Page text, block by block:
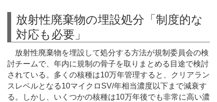
放射性廃棄物の埋設処分「制度的な
対応も必要」
放射性廃棄物を埋設して処分する方法が規制委員会の検
討チームで、年内に規制の骨子を取りまとめる目途で検討
されている。多くの核種は10万年管理すると、クリアラン
スレベルとなる10マイクロSV/年相当濃度以下まで減衰す
る。しかし、いくつかの核種は10万年後でも非常に高い濃